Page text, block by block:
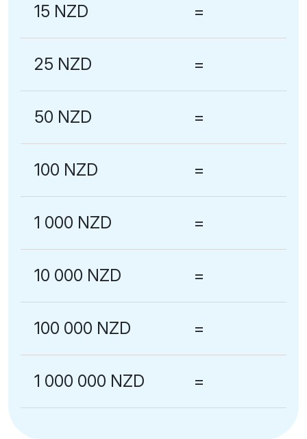
15 NZD =
25 NZD =
50 NZD =
100 NZD =
1 000 NZD =
10 000 NZD =
100 000 NZD =
1 000 000 NZD =